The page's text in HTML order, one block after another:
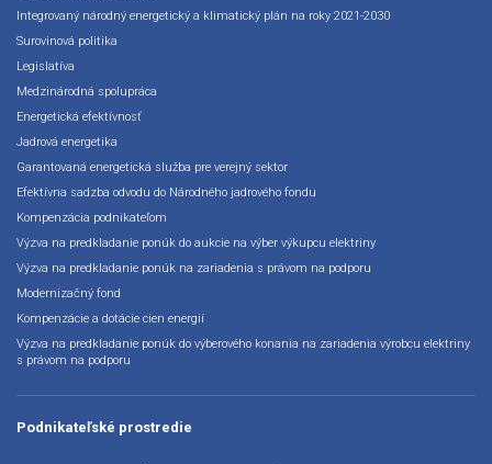
Integrovaný národný energetický a klimatický plán na roky 2021-2030
Surovinová politika
Legislatíva
Medzinárodná spolupráca
Energetická efektívnosť
Jadrová energetika
Garantovaná energetická služba pre verejný sektor
Efektívna sadzba odvodu do Národného jadrového fondu
Kompenzácia podnikateľom
Výzva na predkladanie ponúk do aukcie na výber výkupcu elektriny
Výzva na predkladanie ponúk na zariadenia s právom na podporu
Modernizačný fond
Kompenzácie a dotácie cien energií
Výzva na predkladanie ponúk do výberového konania na zariadenia výrobcu elektriny
s právom na podporu
Podnikateľské prostredie